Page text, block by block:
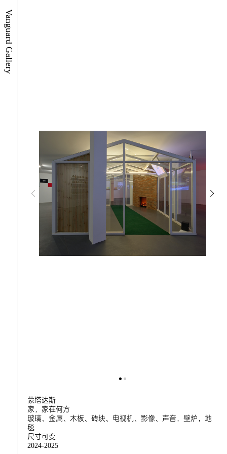
Vanguard Gallery
蒙塔达斯
家，家在何方
玻璃、金属、木板、砖块、电视机、影像、声音，壁炉，地
毯
尺寸可变
2024-2025